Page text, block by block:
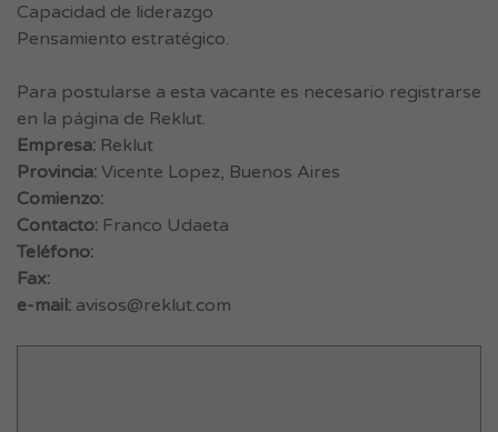
Capacidad de liderazgo
Pensamiento estratégico.
Para postularse a esta vacante es necesario registrarse
en la página de Reklut.
Empresa: Reklut
Provincia: Vicente Lopez, Buenos Aires
Comienzo:
Contacto: Franco Udaeta
Teléfono:
Fax:
e-mail: avisos@reklut.com